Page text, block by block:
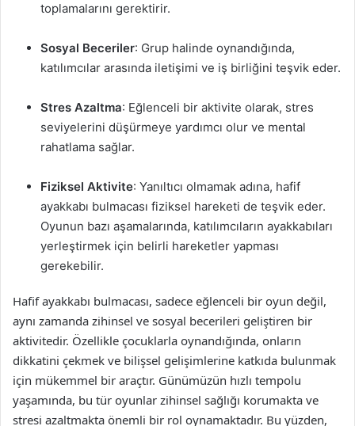
toplamalarını gerektirir.
Sosyal Beceriler: Grup halinde oynandığında,
katılımcılar arasında iletişimi ve iş birliğini teşvik eder.
Stres Azaltma: Eğlenceli bir aktivite olarak, stres
seviyelerini düşürmeye yardımcı olur ve mental
rahatlama sağlar.
Fiziksel Aktivite: Yanıltıcı olmamak adına, hafif
ayakkabı bulmacası fiziksel hareketi de teşvik eder.
Oyunun bazı aşamalarında, katılımcıların ayakkabıları
yerleştirmek için belirli hareketler yapması
gerekebilir.
Hafif ayakkabı bulmacası, sadece eğlenceli bir oyun değil,
aynı zamanda zihinsel ve sosyal becerileri geliştiren bir
aktivitedir. Özellikle çocuklarla oynandığında, onların
dikkatini çekmek ve bilişsel gelişimlerine katkıda bulunmak
için mükemmel bir araçtır. Günümüzün hızlı tempolu
yaşamında, bu tür oyunlar zihinsel sağlığı korumakta ve
stresi azaltmakta önemli bir rol oynamaktadır. Bu yüzden,